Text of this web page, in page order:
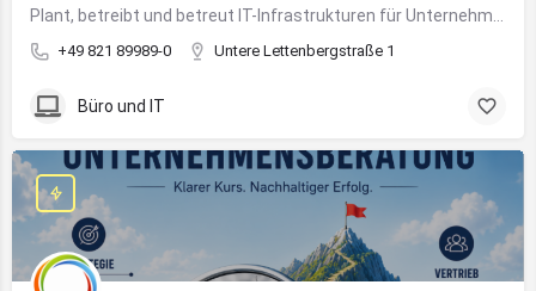
+49 821 89989-0 Untere Lettenbergstraße 1
Büro und IT